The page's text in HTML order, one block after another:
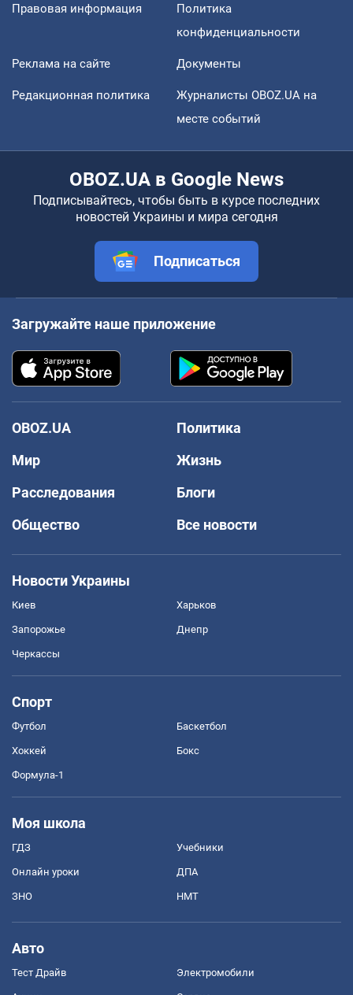
Правовая информация
Политика
конфиденциальности
Реклама на сайте Документы
Редакционная политика
Журналисты OBOZ.UA на
месте событий
OBOZ.UA в Google News
Подписывайтесь, чтобы быть в курсе последних
новостей Украины и мира сегодня
Подписаться
Загружайте наше приложение
OBOZ.UA
Политика
Мир
Жизнь
Расследования
Блоги
Общество
Все новости
Новости Украины
Киев Харьков
Запорожье Днепр
Черкассы
Спорт
Футбол Баскетбол
Хоккей Бокс
Формула-1
Моя школа
ГДЗ Учебники
Онлайн уроки ДПА
ЗНО НМТ
Авто
Тест Драйв Электромобили